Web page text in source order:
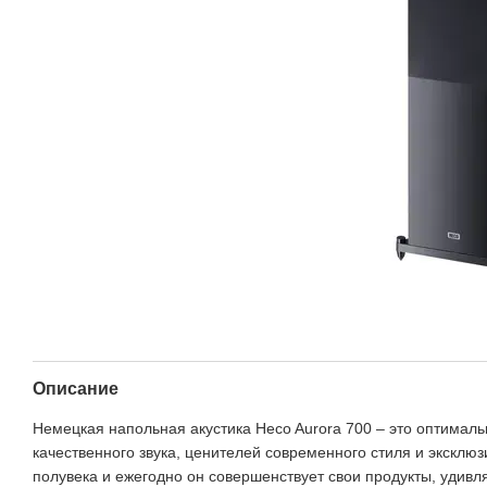
Описание
Немецкая напольная акустика Heco Aurora 700 – это
качественного звука, ценителей современного стиля и
полувека и ежегодно он совершенствует свои продукты,